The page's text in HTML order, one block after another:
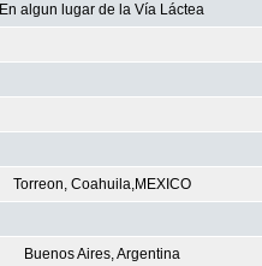
En algun lugar de la Vía Láctea
Torreon, Coahuila,MEXICO
Buenos Aires, Argentina